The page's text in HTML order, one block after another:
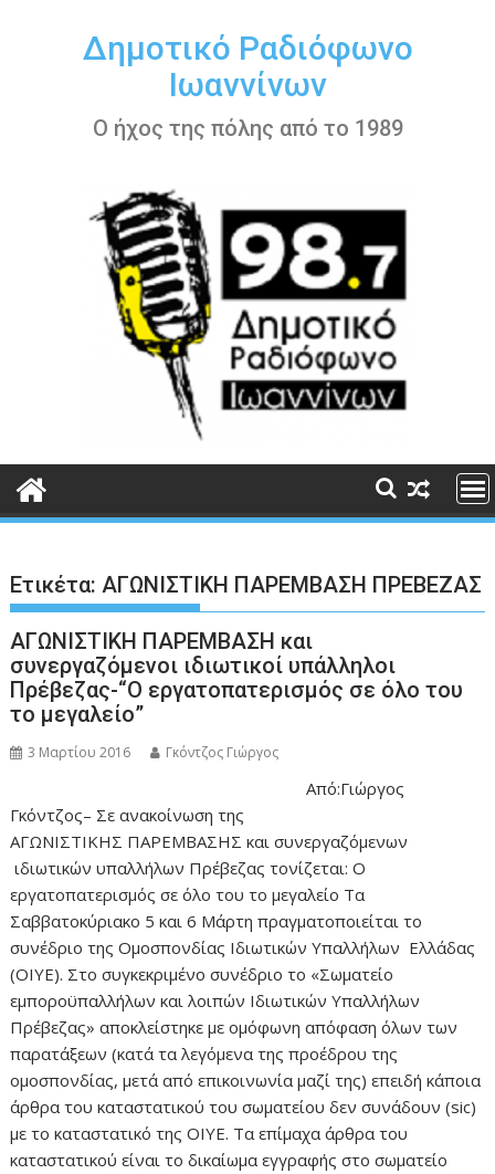
περιεχόμενοΔημοτικό Ραδιόφωνο
Ιωαννίνων
Ο ήχος της πόλης από το 1989
Ετικέτα:ΑΓΩΝΙΣΤΙΚΗ ΠΑΡΕΜΒΑΣΗ ΠΡΕΒΕΖΑΣ
ΑΓΩΝΙΣΤΙΚΗ ΠΑΡΕΜΒΑΣΗ και
συνεργαζόμενοι ιδιωτικοί υπάλληλοι
Πρέβεζας-“Ο εργατοπατερισμός σε όλο του
το μεγαλείο”
3 Μαρτίου 2016 Γκόντζος Γιώργος
Από:Γιώργος
Γκόντζος– Σε ανακοίνωση της
ΑΓΩΝΙΣΤΙΚΗΣ ΠΑΡΕΜΒΑΣΗΣ και συνεργαζόμενων
ιδιωτικών υπαλλήλων Πρέβεζας τονίζεται: Ο
εργατοπατερισμός σε όλο του το μεγαλείο Τα
Σαββατοκύριακο 5 και 6 Μάρτη πραγματοποιείται το
συνέδριο της Ομοσπονδίας Ιδιωτικών Υπαλλήλων Ελλάδας
(ΟΙΥΕ). Στο συγκεκριμένο συνέδριο το «Σωματείο
εμποροϋπαλλήλων και λοιπών Ιδιωτικών Υπαλλήλων
Πρέβεζας» αποκλείστηκε με ομόφωνη απόφαση όλων των
παρατάξεων (κατά τα λεγόμενα της προέδρου της
ομοσπονδίας, μετά από επικοινωνία μαζί της) επειδή κάποια
άρθρα του καταστατικού του σωματείου δεν συνάδουν (sic)
με το καταστατικό της ΟΙΥΕ. Τα επίμαχα άρθρα του
καταστατικού είναι το δικαίωμα εγγραφής στο σωματείο